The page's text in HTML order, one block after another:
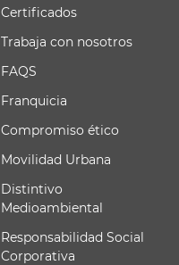
Certificados
Trabaja con nosotros
FAQS
Franquicia
Compromiso ético
Movilidad Urbana
Distintivo
Medioambiental
Responsabilidad Social
Corporativa